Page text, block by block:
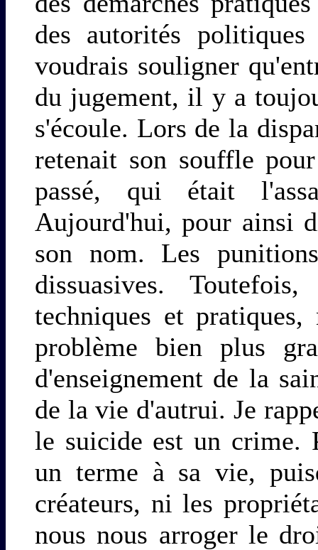
des autorités
voudrais souligner
du jugement, il y a
s'écoule. Lors de la
retenait son souffle
passé, qui était
Aujourd'hui, pour ainsi
son nom. Les
dissuasives.
techniques et
problème bien plus
d'enseignement de la
de la vie d'autrui. Je
le suicide est un crime.
un terme à sa vie,
créateurs, ni les
nous nous arroger le